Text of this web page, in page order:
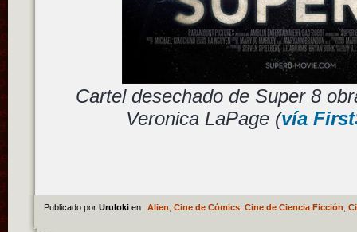
Cartel desechado de Super 8
Veronica LaPage (vía
Publicado por Uruloki en Alien, Cine de Cómics, Cine de Ciencia Ficción,